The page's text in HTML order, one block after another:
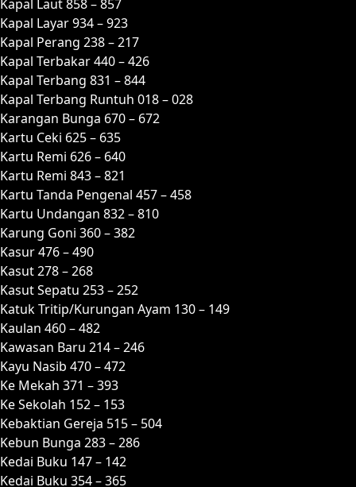
Kapal Laut 858 – 857
Kapal Layar 934 – 923
Kapal Perang 238 – 217
Kapal Terbakar 440 – 426
Kapal Terbang 831 – 844
Kapal Terbang Runtuh 018 – 028
Karangan Bunga 670 – 672
Kartu Ceki 625 – 635
Kartu Remi 626 – 640
Kartu Remi 843 – 821
Kartu Tanda Pengenal 457 – 458
Kartu Undangan 832 – 810
Karung Goni 360 – 382
Kasur 476 – 490
Kasut 278 – 268
Kasut Sepatu 253 – 252
Katuk Tritip/Kurungan Ayam 130 – 149
Kaulan 460 – 482
Kawasan Baru 214 – 246
Kayu Nasib 470 – 472
Ke Mekah 371 – 393
Ke Sekolah 152 – 153
Kebaktian Gereja 515 – 504
Kebun Bunga 283 – 286
Kedai Buku 147 – 142
Kedai Buku 354 – 365